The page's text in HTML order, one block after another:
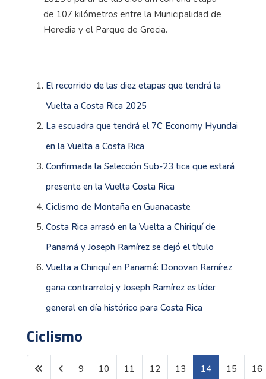
de 107 kilómetros entre la Municipalidad de
Heredia y el Parque de Grecia.
El recorrido de las diez etapas que tendrá la
Vuelta a Costa Rica 2025
La escuadra que tendrá el 7C Economy Hyundai
en la Vuelta a Costa Rica
Confirmada la Selección Sub-23 tica que estará
presente en la Vuelta Costa Rica
Ciclismo de Montaña en Guanacaste
Costa Rica arrasó en la Vuelta a Chiriquí de
Panamá y Joseph Ramírez se dejó el título
Vuelta a Chiriquí en Panamá: Donovan Ramírez
gana contrarreloj y Joseph Ramírez es líder
general en día histórico para Costa Rica
Ciclismo
Página 14 de 33
9 10 11 12 13 14 15 16